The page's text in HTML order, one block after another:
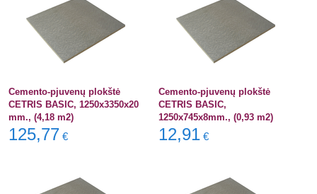
Cemento-pjuvenų plokštė
CETRIS BASIC, 1250x3350x20
mm., (4,18 m2)
125,77 €
Cemento-pjuvenų plokštė
CETRIS BASIC,
1250x745x8mm., (0,93 m2)
12,91 €